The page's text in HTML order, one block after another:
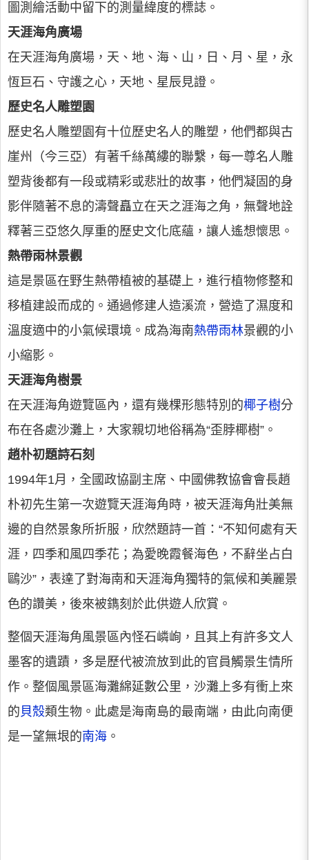
圖測繪活動中留下的測量緯度的標誌。
天涯海角廣場
在天涯海角廣場，天、地、海、山，日、月、星，永
恆巨石、守護之心，天地、星辰見證。
歷史名人雕塑園
歷史名人雕塑園有十位歷史名人的雕塑，他們都與古
崖州（今三亞）有著千絲萬縷的聯繫，每一尊名人雕
塑背後都有一段或精彩或悲壯的故事，他們凝固的身
影伴隨著不息的濤聲矗立在天之涯海之角，無聲地詮
釋著三亞悠久厚重的歷史文化底蘊，讓人遙想懷思。
熱帶雨林景觀
這是景區在野生熱帶植被的基礎上，進行植物修整和
移植建設而成的。通過修建人造溪流，營造了濕度和
溫度適中的小氣候環境。成為海南熱帶雨林景觀的小
小縮影。
天涯海角樹景
在天涯海角遊覽區內，還有幾棵形態特別的椰子樹分
布在各處沙灘上，大家親切地俗稱為“歪脖椰樹”。
趙朴初題詩石刻
1994年1月，全國政協副主席、中國佛教協會會長趙
朴初先生第一次遊覽天涯海角時，被天涯海角壯美無
邊的自然景象所折服，欣然題詩一首：“不知何處有天
涯，四季和風四季花；為愛晚霞餐海色，不辭坐占白
鷗沙”，表達了對海南和天涯海角獨特的氣候和美麗景
色的讚美，後來被鐫刻於此供遊人欣賞。
整個天涯海角風景區內怪石嶙峋，且其上有許多文人
墨客的遺蹟，多是歷代被流放到此的官員觸景生情所
作。整個風景區海灘綿延數公里，沙灘上多有衝上來
的 貝殼類生物。此處是海南島的最南端，由此向南便
是一望無垠的南海 。